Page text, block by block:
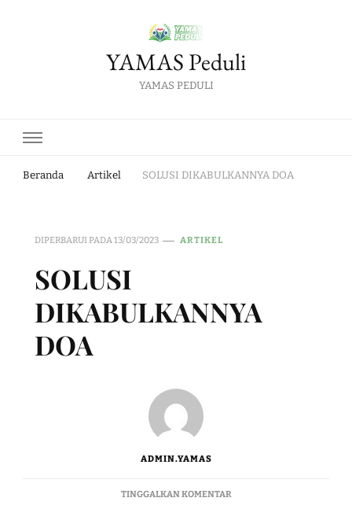
YAMAS Peduli
YAMAS PEDULI
Beranda Artikel SOLUSI DIKABULKANNYA DOA
DIPERBARUI PADA13/03/2023 ARTIKEL
SOLUSI
DIKABULKANNYA
DOA
ADMIN.YAMAS
TINGGALKAN KOMENTAR